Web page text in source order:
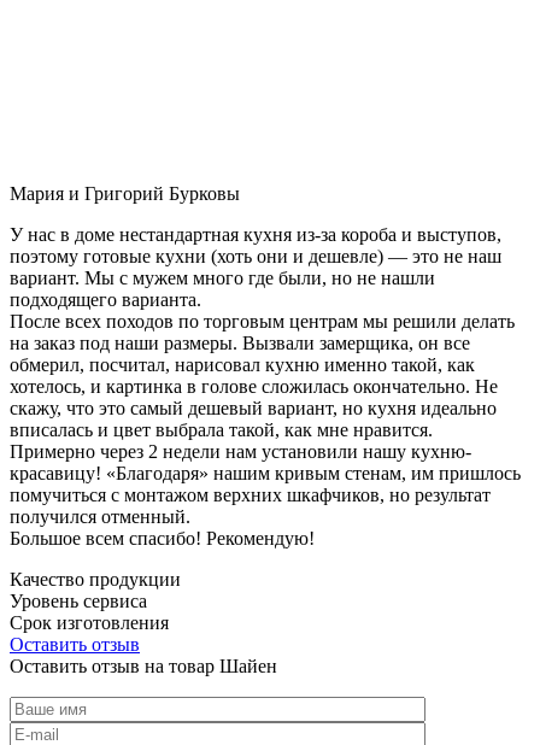
Мария и Григорий Бурковы
У нас в доме нестандартная кухня из-за короба и выступов,
поэтому готовые кухни (хоть они и дешевле) — это не наш
вариант. Мы с мужем много где были, но не нашли
подходящего варианта.
После всех походов по торговым центрам мы решили делать
на заказ под наши размеры. Вызвали замерщика, он все
обмерил, посчитал, нарисовал кухню именно такой, как
хотелось, и картинка в голове сложилась окончательно. Не
скажу, что это самый дешевый вариант, но кухня идеально
вписалась и цвет выбрала такой, как мне нравится.
Примерно через 2 недели нам установили нашу кухню-
красавицу! «Благодаря» нашим кривым стенам, им пришлось
помучиться с монтажом верхних шкафчиков, но результат
получился отменный.
Большое всем спасибо! Рекомендую!
Качество продукции
Уровень сервиса
Срок изготовления
Оставить отзыв
Оставить отзыв на товар Шайен